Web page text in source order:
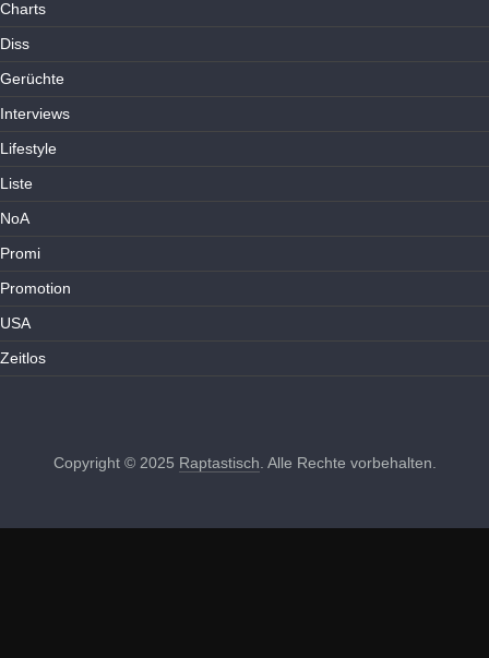
Charts
Diss
Gerüchte
Interviews
Lifestyle
Liste
NoA
Promi
Promotion
USA
Zeitlos
Copyright © 2025 Raptastisch. Alle Rechte vorbehalten.